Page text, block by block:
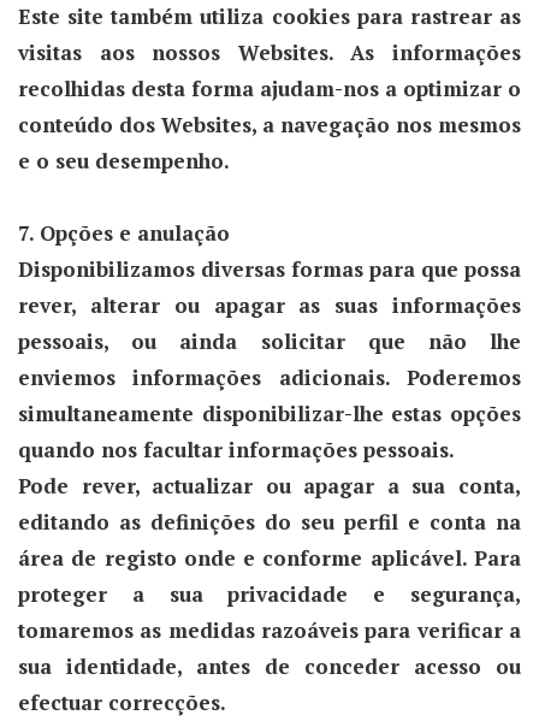
Este site também utiliza cookies para rastrear as
visitas aos nossos Websites. As informações
recolhidas desta forma ajudam-nos a optimizar o
conteúdo dos Websites, a navegação nos mesmos
e o seu desempenho.
7. Opções e anulação
Disponibilizamos diversas formas para que possa
rever, alterar ou apagar as suas informações
pessoais, ou ainda solicitar que não lhe
enviemos informações adicionais. Poderemos
simultaneamente disponibilizar-lhe estas opções
quando nos facultar informações pessoais.
Pode rever, actualizar ou apagar a sua conta,
editando as definições do seu perfil e conta na
área de registo onde e conforme aplicável. Para
proteger a sua privacidade e segurança,
tomaremos as medidas razoáveis para verificar a
sua identidade, antes de conceder acesso ou
efectuar correcções.